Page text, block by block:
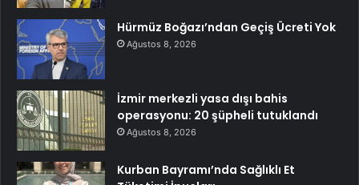
Hürmüz Boğazı’ndan Geçiş Ücreti Yok
Ağustos 8, 2026
İzmir merkezli yasa dışı bahis
operasyonu: 20 şüpheli tutuklandı
Ağustos 8, 2026
Kurban Bayramı’nda Sağlıklı Et